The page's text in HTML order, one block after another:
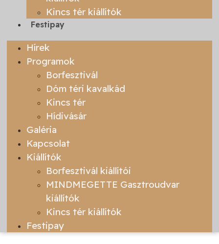
Kincs tér kiállítók
Festipay
Hírek
Programok
Borfesztivál
Dóm téri kavalkád
Kincs tér
Hídivásár
Galéria
Kapcsolat
Kiállítók
Borfesztivál kiállítói
MINDMEGETTE Gasztroudvar
kiállítók
Kincs tér kiállítók
Festipay